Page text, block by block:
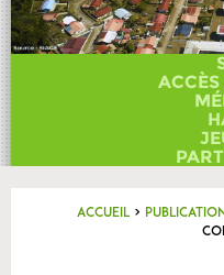
Accueil >